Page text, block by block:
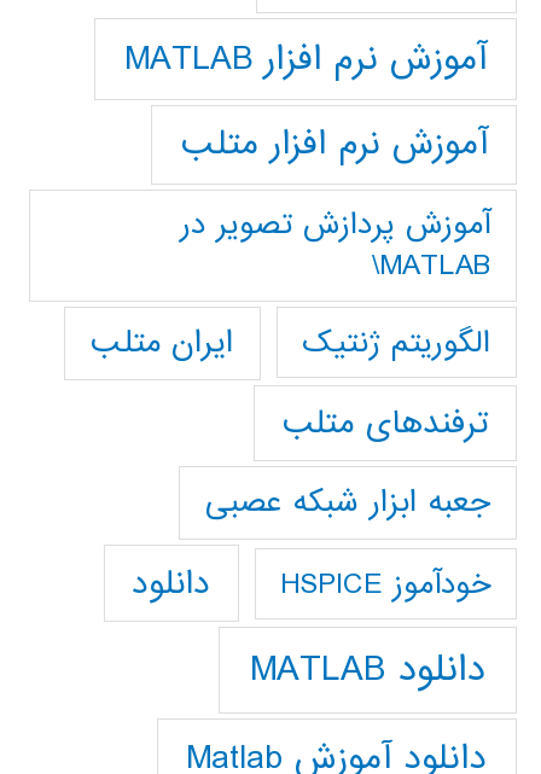
آموزش نرم افزار MATLAB
آموزش نرم افزار متلب
آموزش پردازش تصوير در
MATLAB\
الگوریتم ژنتیک
ایران متلب
ترفندهای متلب
جعبه ابزار شبکه عصبی
خودآموز HSPICE دانلود
دانلود MATLAB
دانلود آموزش Matlab